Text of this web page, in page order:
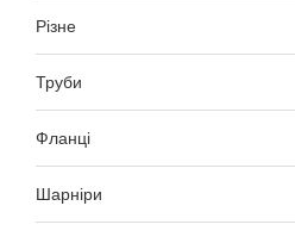
Різне
Труби
Фланці
Шарніри